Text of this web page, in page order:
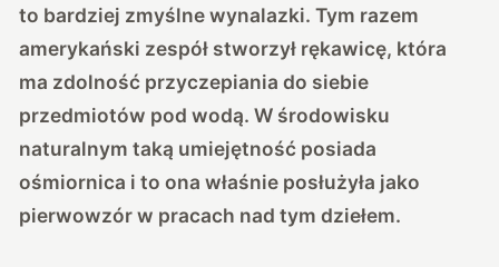
to bardziej zmyślne wynalazki. Tym razem
amerykański zespół stworzył rękawicę, która
ma zdolność przyczepiania do siebie
przedmiotów pod wodą. W środowisku
naturalnym taką umiejętność posiada
ośmiornica i to ona właśnie posłużyła jako
pierwowzór w pracach nad tym dziełem.